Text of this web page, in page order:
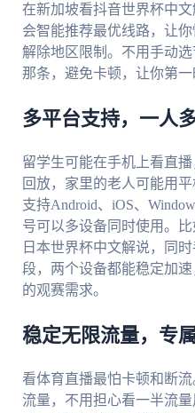
在新加坡看抖音世界杯中
会智能推荐最优线路，让
解除地区限制。不用手动
那条，避免卡顿，让你第一
多平台支持，一人
留学生可能在手机上看直
回放，家里的老人可能用平
支持Android、iOS、
号可以多设备同时使用。
日本世界杯中文解说，同
段，两个设备都能稳定加
的观赛需求。
稳定无限流量，专
看体育直播最怕卡顿和断流
流量，不用担心看一半流